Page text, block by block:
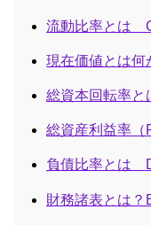
流動比率とは
現在価値とは
総資本回転率
総資産利益率
負債比率とは
財務諸表とは